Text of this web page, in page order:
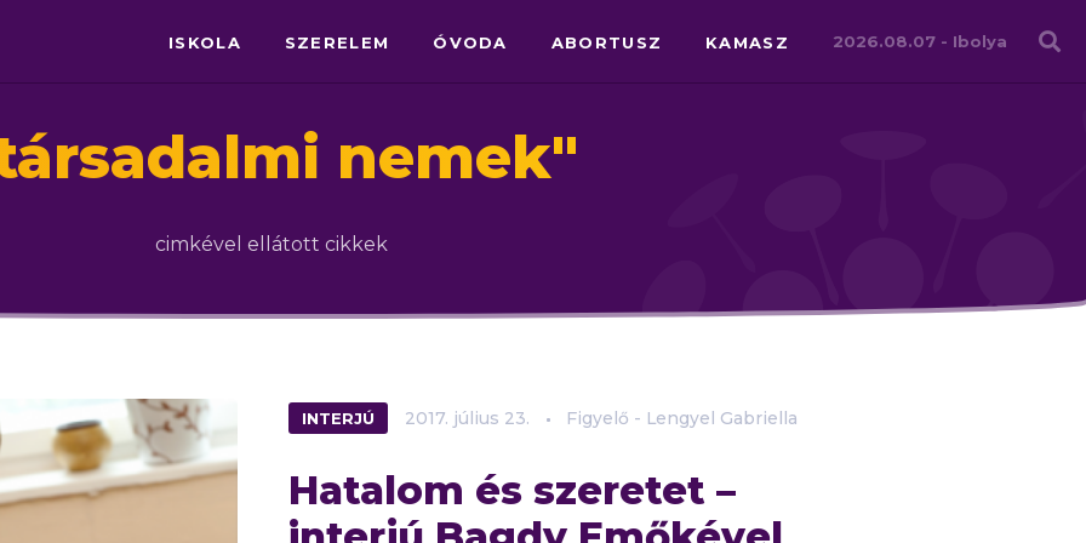
ISKOLA SZERELEM ÓVODA ABORTUSZ KAMASZ 2026.08.07 - Ibolya
nemek"
cimkével ellátott cikkek
INTERJÚ 2017. július 23. Figyelő - Lengyel Gabriella
Hatalom és szeretet –